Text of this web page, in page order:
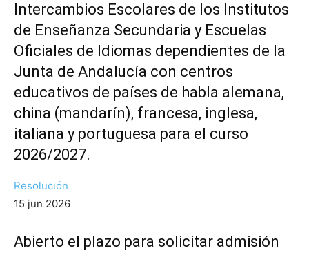
Intercambios Escolares de los Institutos
de Enseñanza Secundaria y Escuelas
Oficiales de Idiomas dependientes de la
Junta de Andalucía con centros
educativos de países de habla alemana,
china (mandarín), francesa, inglesa,
italiana y portuguesa para el curso
2026/2027.
Resolución
15 jun 2026
Abierto el plazo para solicitar admisión